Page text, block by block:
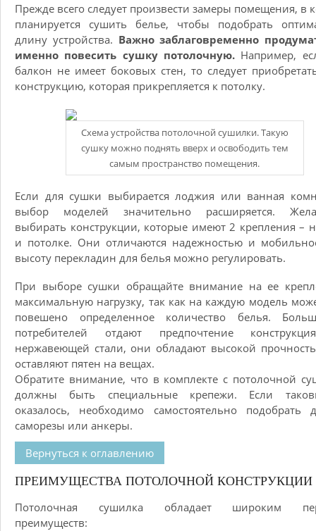
Прежде всего следует произвести замеры помещения, в
планируется сушить белье, чтобы подобрать
длину устройства. Важно заблаговременно
именно повесить сушку потолочную. Например,
балкон не имеет боковых стен, то следует
конструкцию, которая прикрепляется к потолку.
Схема устройства потолочной сушилки. Такую
сушку можно поднять вверх и освободить тем
самым пространство помещения.
Если для сушки выбирается лоджия или ванная
выбор моделей значительно расширяется.
выбирать конструкции, которые имеют 2 крепления –
и потолке. Они отличаются надежностью и
высоту перекладин для белья можно регулировать.
При выборе сушки обращайте внимание на ее
максимальную нагрузку, так как на каждую модель
повешено определенное количество белья.
потребителей отдают предпочтение
нержавеющей стали, они обладают высокой
оставляют пятен на вещах.
Обратите внимание, что в комплекте с потолочной
должны быть специальные крепежи. Если
оказалось, необходимо самостоятельно подобрать
саморезы или анкеры.
Вернуться к оглавлению
ПРЕИМУЩЕСТВА ПОТОЛОЧНОЙ КОНСТРУКЦИИ
Потолочная сушилка обладает широким
преимуществ: